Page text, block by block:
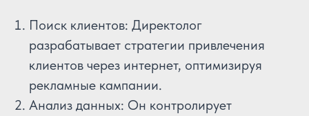
Поиск клиентов: Директолог
разрабатывает стратегии привлечения
клиентов через интернет, оптимизируя
рекламные кампании.
Анализ данных: Он контролирует